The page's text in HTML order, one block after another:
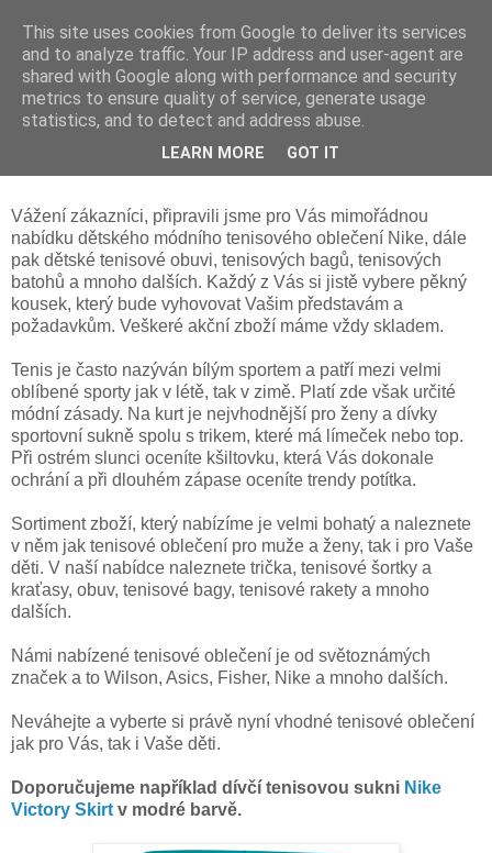
Akční nabídka zboží
Vážení zákazníci, připravili jsme pro Vás mimořádnou
nabídku dětského módního tenisového oblečení Nike, dále
pak dětské tenisové obuvi, tenisových bagů, tenisových
batohů a mnoho dalších. Každý z Vás si jistě vybere pěkný
kousek, který bude vyhovovat Vašim představám a
požadavkům. Veškeré akční zboží máme vždy skladem.
Tenis je často nazýván bílým sportem a patří mezi velmi
oblíbené sporty jak v létě, tak v zimě. Platí zde však určité
módní zásady. Na kurt je nejvhodnější pro ženy a dívky
sportovní sukně spolu s trikem, které má límeček nebo top.
Při ostrém slunci oceníte kšiltovku, která Vás dokonale
ochrání a při dlouhém zápase oceníte trendy potítka.
Sortiment zboží, který nabízíme je velmi bohatý a naleznete
v něm jak tenisové oblečení pro muže a ženy, tak i pro Vaše
děti. V naší nabídce naleznete trička, tenisové šortky a
kraťasy, obuv, tenisové bagy, tenisové rakety a mnoho
dalších.
Námi nabízené tenisové oblečení je od světoznámých
značek a to Wilson, Asics, Fisher, Nike a mnoho dalších.
Neváhejte a vyberte si právě nyní vhodné tenisové oblečení
jak pro Vás, tak i Vaše děti.
Doporučujeme například dívčí tenisovou sukni Nike
Victory Skirt v modré barvě.
This site uses cookies from Google to deliver its services
and to analyze traffic. Your IP address and user-agent are
shared with Google along with performance and security
metrics to ensure quality of service, generate usage
statistics, and to detect and address abuse.
LEARN MORE GOT IT